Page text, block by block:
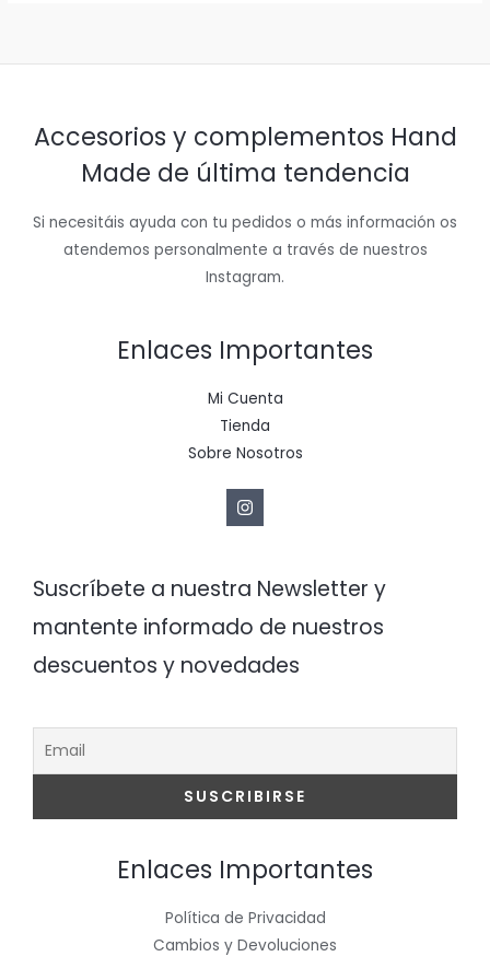
Accesorios y complementos Hand
Made de última tendencia
Si necesitáis ayuda con tu pedidos o más información os
atendemos personalmente a través de nuestros
Instagram.
Enlaces Importantes
Mi Cuenta
Tienda
Sobre Nosotros
Suscríbete a nuestra Newsletter y
mantente informado de nuestros
descuentos y novedades
Enlaces Importantes
Política de Privacidad
Cambios y Devoluciones